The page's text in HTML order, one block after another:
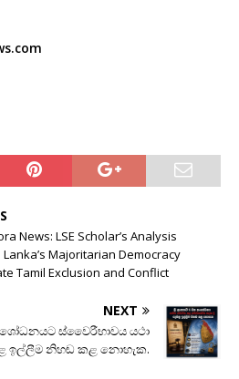
News: LSE Scholar’s Analysis
Majoritarian Democracy
Tamil Exclusion and Conflict
NEXT
ස්වෛරීභාවය යථා
ඉල්ලීම නිහඬ කළ නොහැක.